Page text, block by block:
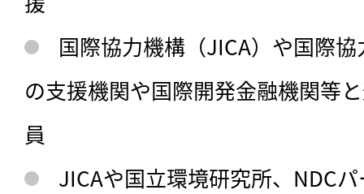
国際協力機構（JICA）や国際
の支援機関や国際開発金融機関等
員
JICAや国立環境研究所、NDC